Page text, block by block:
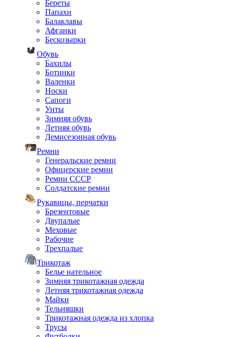
Береты
Папахи
Балаклавы
Афганки
Бескозырки
Обувь
Бахилы
Ботинки
Валенки
Носки
Сапоги
Унты
Зимняя обувь
Летняя обувь
Демисезонная обувь
Ремни
Генеральские ремни
Офицерские ремни
Ремни СССР
Солдатские ремни
Рукавицы, перчатки
Брезентовые
Двупалые
Меховые
Рабочие
Трехпалые
Трикотаж
Белье нательное
Зимняя трикотажная одежда
Летняя трикотажная одежда
Майки
Тельняшки
Трикотажная одежда из хлопка
Трусы